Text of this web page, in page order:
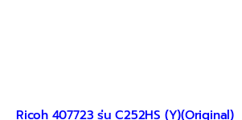
Ricoh 407723 รุ่น C252HS (Y)(Original)